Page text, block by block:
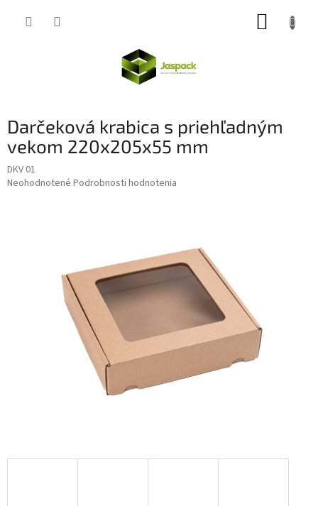
Darčeková krabica s priehľadným
vekom 220x205x55 mm
DKV 01
Priemerné
Neohodnotené Podrobnosti hodnotenia